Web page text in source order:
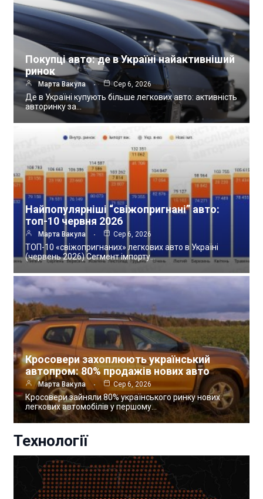
Покупці авто: де в Україні найактивніший
ринок
Марта Вакула Сер 6, 2026
Де в Україні купують більше легкових авто: активність
авторинку за…
Найпопулярніші “свіжопригнані” авто:
топ-10 червня 2026
Марта Вакула Сер 6, 2026
ТОП-10 «свіжопригнаних» легкових авто в Україні
(червень 2026) Сегмент імпорту…
Кросовери захоплюють український
автопром: 80% продажів нових авто
Марта Вакула Сер 6, 2026
Кросовери зайняли 80% українського ринку нових
легкових автомобілів у першому…
Технології